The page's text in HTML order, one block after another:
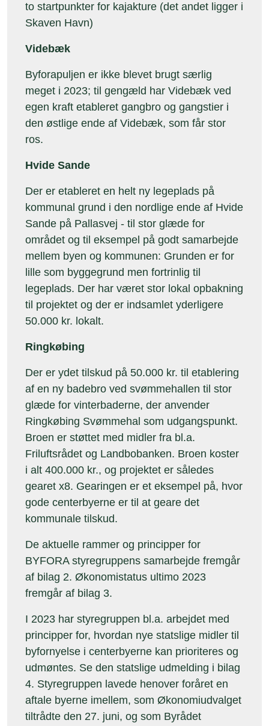
to startpunkter for kajakture (det andet ligger i
Skaven Havn)
Videbæk
Byforapuljen er ikke blevet brugt særlig
meget i 2023; til gengæld har Videbæk ved
egen kraft etableret gangbro og gangstier i
den østlige ende af Videbæk, som får stor
ros.
Hvide Sande
Der er etableret en helt ny legeplads på
kommunal grund i den nordlige ende af Hvide
Sande på Pallasvej - til stor glæde for
området og til eksempel på godt samarbejde
mellem byen og kommunen: Grunden er for
lille som byggegrund men fortrinlig til
legeplads. Der har været stor lokal opbakning
til projektet og der er indsamlet yderligere
50.000 kr. lokalt.
Ringkøbing
Der er ydet tilskud på 50.000 kr. til etablering
af en ny badebro ved svømmehallen til stor
glæde for vinterbaderne, der anvender
Ringkøbing Svømmehal som udgangspunkt.
Broen er støttet med midler fra bl.a.
Friluftsrådet og Landbobanken. Broen koster
i alt 400.000 kr., og projektet er således
gearet x8. Gearingen er et eksempel på, hvor
gode centerbyerne er til at geare det
kommunale tilskud.
De aktuelle rammer og principper for
BYFORA styregruppens samarbejde fremgår
af bilag 2. Økonomistatus ultimo 2023
fremgår af bilag 3.
I 2023 har styregruppen bl.a. arbejdet med
principper for, hvordan nye statslige midler til
byfornyelse i centerbyerne kan prioriteres og
udmøntes. Se den statslige udmelding i bilag
4. Styregruppen lavede henover foråret en
aftale byerne imellem, som Økonomiudvalget
tiltrådte den 27. juni, og som Byrådet